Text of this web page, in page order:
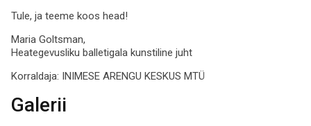
Tule, ja teeme koos head!
Maria Goltsman,
Heategevusliku balletigala kunstiline juht
Korraldaja: INIMESE ARENGU KESKUS MTÜ
Galerii